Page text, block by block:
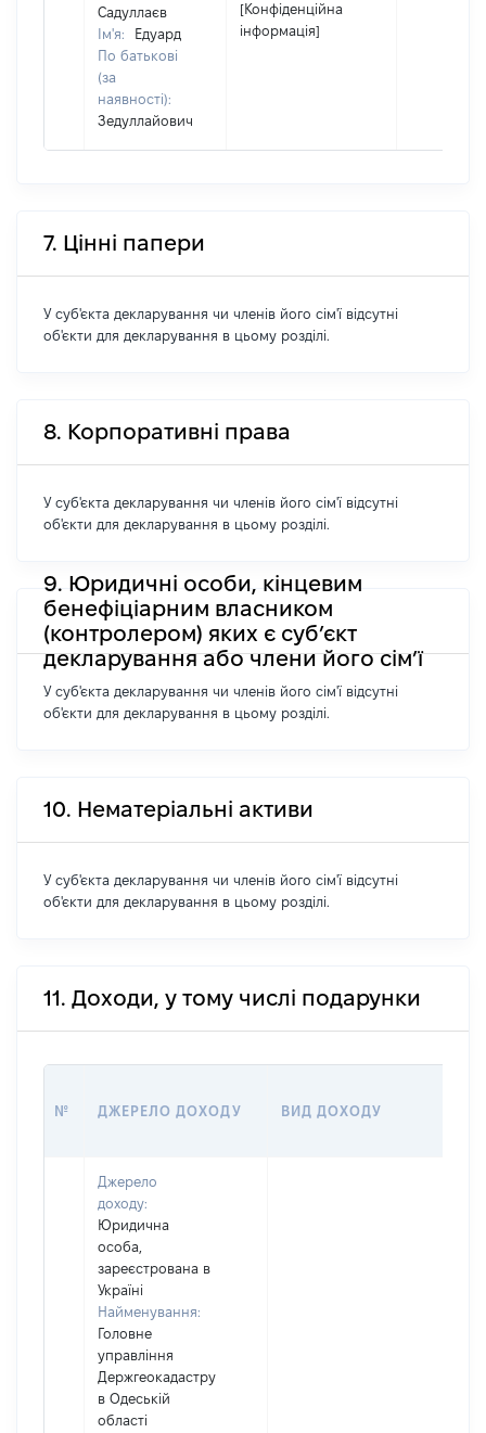
Садуллаєв
Ім'я:
Едуард
По батькові
(за
наявності):
Зедуллайович
[Конфіденційна
інформація]
7. Цінні папери
У суб'єкта декларування чи членів його сім'ї відсутні
об'єкти для декларування в цьому розділі.
8. Корпоративні права
У суб'єкта декларування чи членів його сім'ї відсутні
об'єкти для декларування в цьому розділі.
9. Юридичні особи, кінцевим
бенефіціарним власником
(контролером) яких є суб’єкт
декларування або члени його сім’ї
У суб'єкта декларування чи членів його сім'ї відсутні
об'єкти для декларування в цьому розділі.
10. Нематеріальні активи
У суб'єкта декларування чи членів його сім'ї відсутні
об'єкти для декларування в цьому розділі.
11. Доходи, у тому числі подарунки
№ ДЖЕРЕЛО ДОХОДУ ВИД ДОХОДУ
Джерело
доходу:
Юридична
особа,
зареєстрована в
Україні
Найменування:
Головне
управління
Держгеокадастру
в Одеській
області